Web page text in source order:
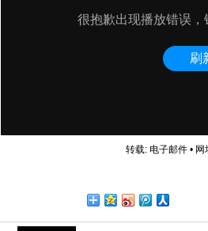
转载: 电子邮件• 网